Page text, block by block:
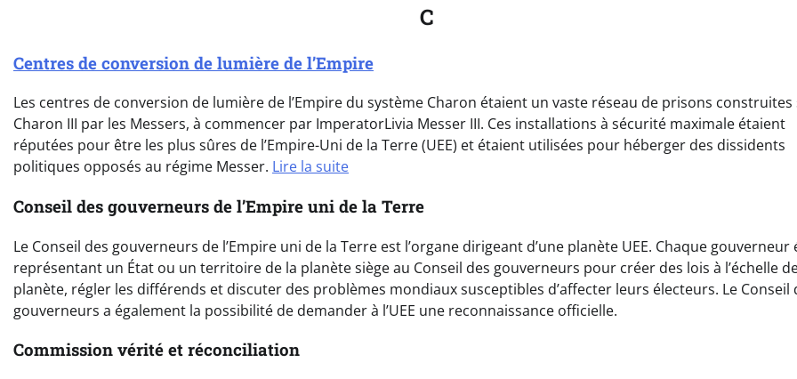
C
Centres de conversion de lumière de l’Empire
Les centres de conversion de lumière de l’Empire du système Charon étaient un vaste réseau de prisons construites
Charon III par les Messers, à commencer par ImperatorLivia Messer III. Ces installations à sécurité maximale étaient
réputées pour être les plus sûres de l’Empire-Uni de la Terre (UEE) et étaient utilisées pour héberger des dissidents
politiques opposés au régime Messer. Lire la suite
Conseil des gouverneurs de l’Empire uni de la Terre
Le Conseil des gouverneurs de l’Empire uni de la Terre est l’organe dirigeant d’une planète UEE. Chaque gouverneur
représentant un État ou un territoire de la planète siège au Conseil des gouverneurs pour créer des lois à l’échelle
planète, régler les différends et discuter des problèmes mondiaux susceptibles d’affecter leurs électeurs. Le Conseil
gouverneurs a également la possibilité de demander à l’UEE une reconnaissance officielle.
Commission vérité et réconciliation